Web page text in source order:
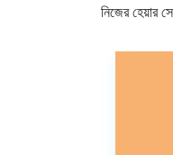
নিজের হেয়ার